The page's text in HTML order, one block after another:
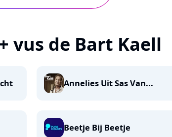
vus de Bart Kaell
Annelies Uit Sas Van...
Beetje Bij Beetje